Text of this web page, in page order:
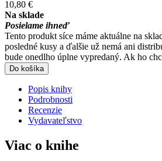
10,80 €
Na sklade
Posielame ihneď
Tento produkt síce máme aktuálne na
posledné kusy a ďalšie už nemá ani
bude onedlho úplne vypredaný. Ak ho
Do košíka
Popis knihy
Podrobnosti
Recenzie
Vydavateľstvo
Viac o knihe